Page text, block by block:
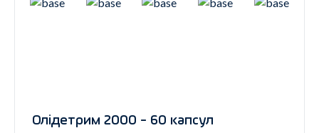
Олідетрим 2000 - 60 капсул